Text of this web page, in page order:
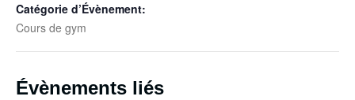
Catégorie d’Évènement:
Cours de gym
Évènements liés